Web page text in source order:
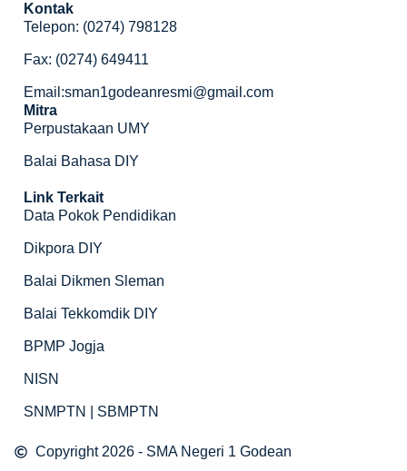
Kontak
Telepon: (0274) 798128
Fax: (0274) 649411
Email:sman1godeanresmi@gmail.com
Mitra
Perpustakaan UMY
Balai Bahasa DIY
Link Terkait
Data Pokok Pendidikan
Dikpora DIY
Balai Dikmen Sleman
Balai Tekkomdik DIY
BPMP Jogja
NISN
SNMPTN | SBMPTN
Copyright 2026 - SMA Negeri 1 Godean